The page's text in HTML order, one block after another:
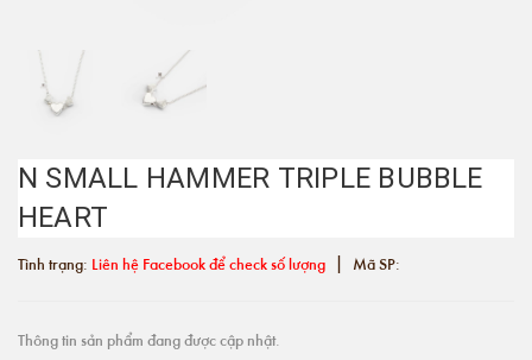
N SMALL HAMMER TRIPLE BUBBLE
HEART
Tình trạng: Liên hệ Facebook để check số lượng | Mã SP:
Thông tin sản phẩm đang được cập nhật.